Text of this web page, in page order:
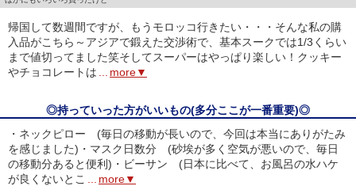
帰国して数週間ですが、もうモロッコ行きたい・・・そんな私の購
入品がこちら～アジアで鍛えた交渉術で、基本スークでは1/3くらい
まで値切ってました笑そしてスーパーはやっぱり楽しい！クッキー
やチョコレートは
more▼
◎持っていった方がいいもの(多分ここが一番重要)◎
・ネックピロー (毎日の移動が長いので、今回は本当にありがたみ
を感じました)・マスク日数分 (砂埃が多く空気が悪いので、毎日
の移動分あると便利)・ビーサン (日本に比べて、お風呂の水ハケ
が良くないとこ
more▼